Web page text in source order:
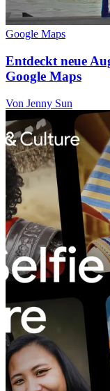
Google Maps
Entdeckt neue
Google Maps
Von Jenny Sun